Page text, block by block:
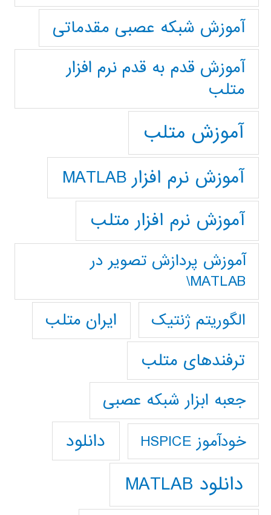
آموزش شبکه عصبی مقدماتی
آموزش قدم به قدم نرم افزار
متلب
آموزش متلب
آموزش نرم افزار MATLAB
آموزش نرم افزار متلب
آموزش پردازش تصوير در
MATLAB\
الگوریتم ژنتیک
ایران متلب
ترفندهای متلب
جعبه ابزار شبکه عصبی
خودآموز HSPICE دانلود
دانلود MATLAB